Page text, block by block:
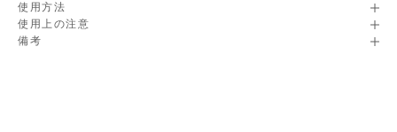
使用方法
使用上の注意
備考